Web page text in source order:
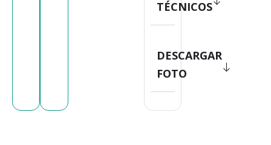
TÉCNICOS
DESCARGAR
FOTO